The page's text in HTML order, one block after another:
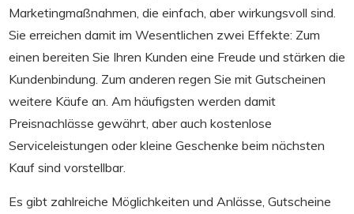
Marketingmaßnahmen, die einfach, aber wirkungsvoll sind.
Sie erreichen damit im Wesentlichen zwei Effekte: Zum
einen bereiten Sie Ihren Kunden eine Freude und stärken die
Kundenbindung. Zum anderen regen Sie mit Gutscheinen
weitere Käufe an. Am häufigsten werden damit
Preisnachlässe gewährt, aber auch kostenlose
Serviceleistungen oder kleine Geschenke beim nächsten
Kauf sind vorstellbar.
Es gibt zahlreiche Möglichkeiten und Anlässe, Gutscheine